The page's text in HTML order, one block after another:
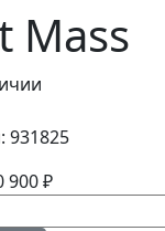
Mass
931825
900 ₽